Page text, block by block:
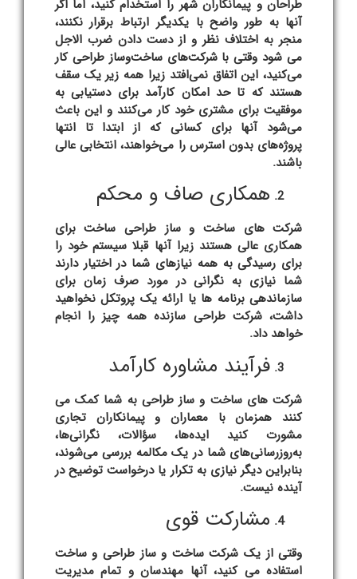
طراحان و پیمانکاران شهر را استخدام کنید، اما اگر
آنها به طور واضح با یکدیگر ارتباط برقرار نکنند،
منجر به اختلاف نظر و از دست دادن ضرب الاجل
می شود وقتی با شرکت‌های ساخت‌وساز طراحی کار
می‌کنید، این اتفاق نمی‌افتد زیرا همه زیر یک سقف
هستند که تا حد امکان کارآمد برای دستیابی به
موفقیت برای مشتری خود کار می‌کنند و این باعث
می‌شود آنها برای کسانی که از ابتدا تا انتها
پروژه‌های بدون استرس را می‌خواهند، انتخابی عالی
باشند.
همکاری صاف و محکم
شرکت های ساخت و ساز طراحی ساخت برای
همکاری عالی هستند زیرا آنها قبلا سیستم خود را
برای رسیدگی به همه نیازهای شما در اختیار دارند
شما نیازی به نگرانی در مورد صرف زمان برای
سازماندهی برنامه ها یا ارائه یک پروتکل نخواهید
داشت،شرکت طراحی سازندههمه چیز را انجام
خواهد داد.
فرآیند مشاوره کارآمد
شرکت های ساخت و ساز طراحی به شما کمک می
کنند همزمان با معماران و پیمانکاران تجاری
مشورت کنید ایده‌ها، سؤالات، نگرانی‌ها،
به‌روزرسانی‌های شما در یک مکالمه بررسی می‌شوند،
بنابراین دیگر نیازی به تکرار یا درخواست توضیح در
آینده نیست.
مشارکت قوی
وقتی از یک شرکت ساخت و ساز طراحی و ساخت
استفاده می کنید، آنها مهندسان و تمام مدیریت